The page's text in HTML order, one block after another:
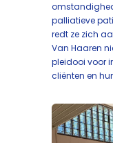
palliatieve
redt ze zich
Van Haaren
pleidooi voor
cliënten en